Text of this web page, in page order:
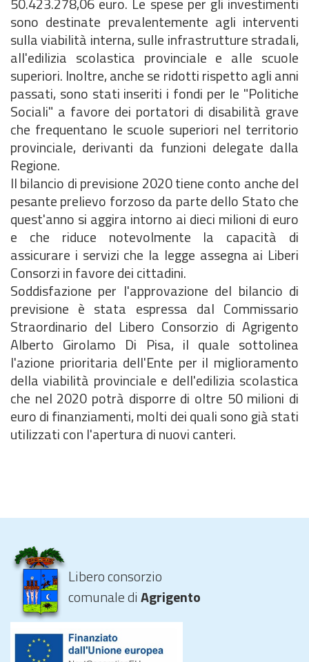
sono destinate prevalentemente agli interventi
sulla viabilità interna, sulle infrastrutture stradali,
all'edilizia scolastica provinciale e alle scuole
superiori. Inoltre, anche se ridotti rispetto agli anni
passati, sono stati inseriti i fondi per le "Politiche
Sociali" a favore dei portatori di disabilità grave
che frequentano le scuole superiori nel territorio
provinciale, derivanti da funzioni delegate dalla
Regione.
Il bilancio di previsione 2020 tiene conto anche del
pesante prelievo forzoso da parte dello Stato che
quest'anno si aggira intorno ai dieci milioni di euro
e che riduce notevolmente la capacità di
assicurare i servizi che la legge assegna ai Liberi
Consorzi in favore dei cittadini.
Soddisfazione per l'approvazione del bilancio di
previsione è stata espressa dal Commissario
Straordinario del Libero Consorzio di Agrigento
Alberto Girolamo Di Pisa, il quale sottolinea
l'azione prioritaria dell'Ente per il miglioramento
della viabilità provinciale e dell'edilizia scolastica
che nel 2020 potrà disporre di oltre 50 milioni di
euro di finanziamenti, molti dei quali sono già stati
utilizzati con l'apertura di nuovi canteri.
Libero consorzio
comunale diAgrigento